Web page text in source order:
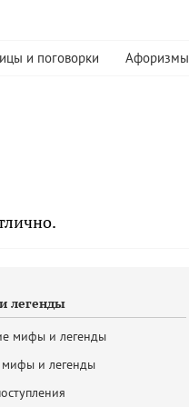
и поговорки Афоризмы
легенды
мифы и легенды
и легенды